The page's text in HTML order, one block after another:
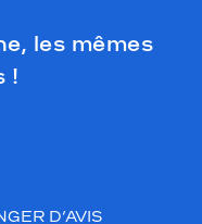
les mêmes
!
D’AVIS